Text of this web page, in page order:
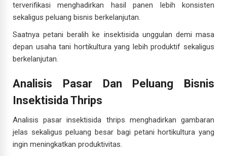
terverifikasi menghadirkan hasil panen lebih konsisten
sekaligus peluang bisnis berkelanjutan.
Saatnya petani beralih ke insektisida unggulan demi masa
depan usaha tani hortikultura yang lebih produktif sekaligus
berkelanjutan.
Analisis Pasar Dan Peluang Bisnis
Insektisida Thrips
Analisis pasar insektisida thrips menghadirkan gambaran
jelas sekaligus peluang besar bagi petani hortikultura yang
ingin meningkatkan produktivitas.